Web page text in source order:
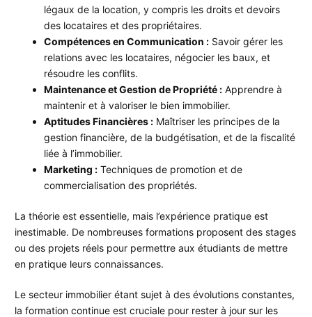
légaux de la location, y compris les droits et devoirs
des locataires et des propriétaires.
Compétences en Communication : Savoir gérer les
relations avec les locataires, négocier les baux, et
résoudre les conflits.
Maintenance et Gestion de Propriété : Apprendre à
maintenir et à valoriser le bien immobilier.
Aptitudes Financières : Maîtriser les principes de la
gestion financière, de la budgétisation, et de la fiscalité
liée à l’immobilier.
Marketing : Techniques de promotion et de
commercialisation des propriétés.
La théorie est essentielle, mais l’expérience pratique est
inestimable. De nombreuses formations proposent des stages
ou des projets réels pour permettre aux étudiants de mettre
en pratique leurs connaissances.
Le secteur immobilier étant sujet à des évolutions constantes,
la formation continue est cruciale pour rester à jour sur les